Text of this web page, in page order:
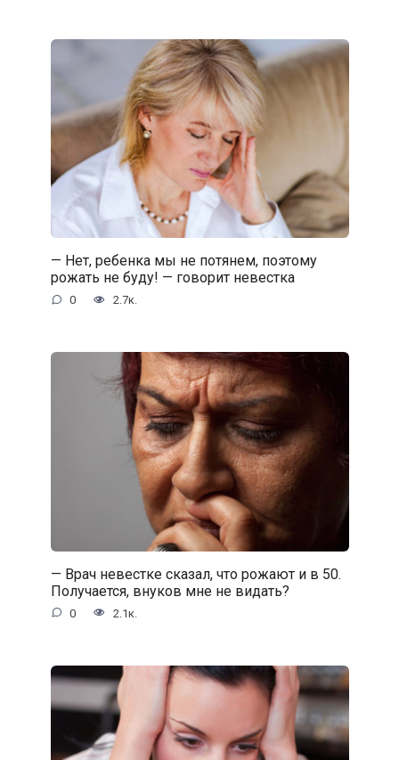
— Нет, ребенка мы не потянем, поэтому
рожать не буду! — говорит невестка
0 2.7к.
— Врач невестке сказал, что рожают и в 50.
Получается, внуков мне не видать?
0 2.1к.